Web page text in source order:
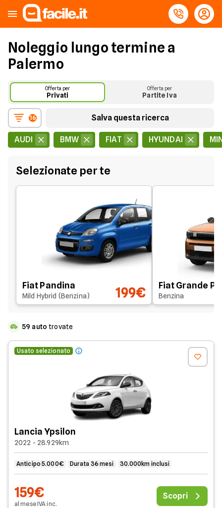
Noleggio lungo termine a
Palermo
Offerta per
Privati
Offerta per
Partite Iva
16 Salva questa ricerca
AUDI BMW FIAT HYUNDAI
Selezionate per te
Fiat Pandina
Mild Hybrid (Benzina) 199€ Fiat Grande
Benzina
59 auto trovate
Usato selezionato
Lancia Ypsilon
2022 - 28.929km
Anticipo 5.000€ Durata 36 mesi 30.000km inclusi
159€
al meseIVAinc.
Scopri